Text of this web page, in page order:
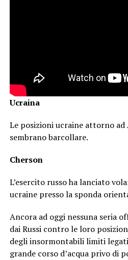
Ucraina
Le posizioni ucraine attorno ad
sembrano barcollare.
Cherson
L’esercito russo ha lanciato
ucraine presso la sponda
Ancora ad oggi nessuna seria
dai Russi contro le loro
degli insormontabili limiti
grande corso d’acqua privo di